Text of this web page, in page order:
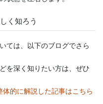
く知ろう
ては、以下のブログでさら
を深く知りたい方は、ぜひ
的に解説した記事はこちら